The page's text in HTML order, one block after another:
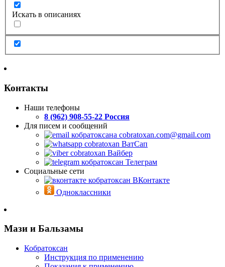
Искать в описаниях
Контакты
Наши телефоны
8 (962) 908-55-22 Россия
Для писем и сообщений
cobratoxan.com@gmail.com
ВатСап
Вайбер
Телеграм
Социальные сети
ВКонтакте
Одноклассники
Мази и Бальзамы
Кобратоксан
Инструкция по применению